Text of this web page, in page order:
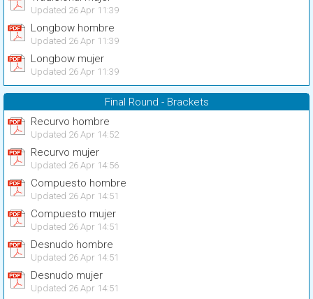
Updated 26 Apr 11:39
Longbow hombre
Updated 26 Apr 11:39
Longbow mujer
Updated 26 Apr 11:39
Final Round - Brackets
Recurvo hombre
Updated 26 Apr 14:52
Recurvo mujer
Updated 26 Apr 14:56
Compuesto hombre
Updated 26 Apr 14:51
Compuesto mujer
Updated 26 Apr 14:51
Desnudo hombre
Updated 26 Apr 14:51
Desnudo mujer
Updated 26 Apr 14:51